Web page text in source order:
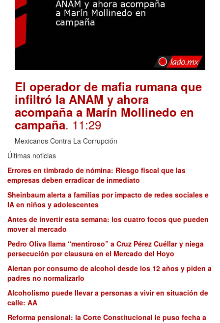
El operador de mafia rumana que
infiltró la ANAM y ahora
acompaña a Marín Mollinedo en
campaña. 11:29
Mexicanos Contra La Corrupción
Últimas noticias
Errores en timbrado de nómina: Riesgo fiscal que las
empresas deben erradicar de inmediato
Sheinbaum alerta a familias por impacto de redes sociales e
IA en niños y adolescentes
Antes de invertir esta semana: los cuatro focos que pueden
mover al mercado
Pedro Oliva llama “mentiroso” a Cruz Pérez Cuéllar y niega
persecución por clausura en el Mercado del Hoyo
Alertan por consumo de alcohol desde los 12 años y piden a
padres no normalizarlo
Alcoholismo puede llevar a personas a vivir en situación de
calle: AA
Reforma pensional: la Corte Constitucional le puso fecha a